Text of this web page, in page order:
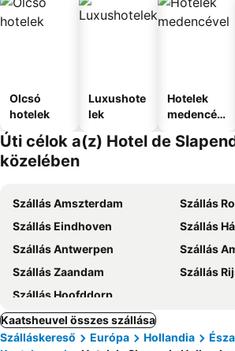
Olcsó
hotelek
Luxushote
lek
Hotelek
medencév
Úti célok a(z) Hotel de
közelében
Szállás Amszterdam
Szállás
Szállás Eindhoven
Szállás
Szállás Antwerpen
Szállás
Szállás Zaandam
Szállás
Szállás Hoofddorp
Kaatsheuvel összes szállása
Szálláskereső
Európa Hollandia